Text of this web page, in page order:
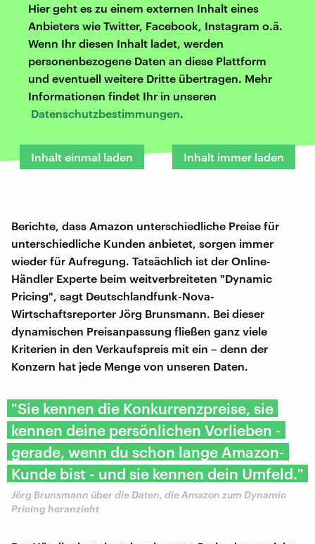
Hier geht es zu einem externen Inhalt eines
Anbieters wie Twitter, Facebook, Instagram o.ä.
Wenn Ihr diesen Inhalt ladet, werden
personenbezogene Daten an diese Plattform
und eventuell weitere Dritte übertragen. Mehr
Informationen findet Ihr in unseren
Datenschutzbestimmungen.
Inhalt einmal laden Inhalt immer laden
Berichte, dass Amazon unterschiedliche Preise für
unterschiedliche Kunden anbietet, sorgen immer
wieder für Aufregung. Tatsächlich ist der Online-
Händler Experte beim weitverbreiteten "Dynamic
Pricing", sagt Deutschlandfunk-Nova-
Wirtschaftsreporter Jörg Brunsmann. Bei dieser
dynamischen Preisanpassung fließen ganz viele
Kriterien in den Verkaufspreis mit ein – denn der
Konzern hat jede Menge von unseren Daten.
"Sie kennen die Konkurrenzpreise, sie
kennen deine persönlichen Vorlieben -
gerade, wenn du schon lange Amazon-
Kunde bist - und sie kennen dein Umfeld."
Jörg Brunsmann über die Daten, die Amazon zum Dynamic
Pricing heranzieht